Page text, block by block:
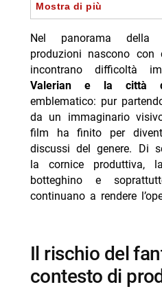
- trama di valerian: la
cospirazione nel passato
-- pianeta mül e memoria di
- budget, numeri al
- cast di valerian:
- perché valerian conserva
identità visiva
-- prologo e gestione del
- ambizione e limiti: un film
base forte
-- RispondiAnnulla risposta
- Morrone smentisce i flirt
Mostra di più
Nel panorama della
produzioni nascono
incontrano difficoltà
Valerian e la città
emblematico: pur
da un immaginario
film ha finito per
discussi del genere. Di
la cornice produttiva,
botteghino e
continuano a rendere
il rischio del fantastico e il
contesto di